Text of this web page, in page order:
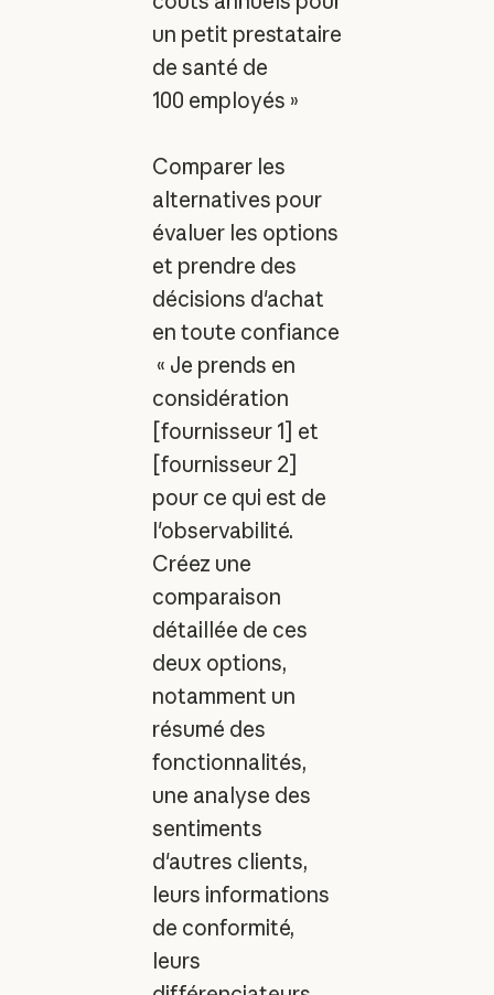
un petit prestataire
de santé de
100 employés »
Comparer les
alternatives pour
évaluer les options
et prendre des
décisions d'achat
en toute confiance
« Je prends en
considération
[fournisseur 1] et
[fournisseur 2]
pour ce qui est de
l'observabilité.
Créez une
comparaison
détaillée de ces
deux options,
notamment un
résumé des
fonctionnalités,
une analyse des
sentiments
d'autres clients,
leurs informations
de conformité,
leurs